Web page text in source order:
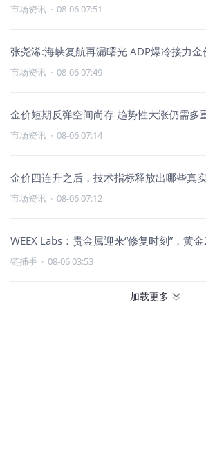
市场资讯 · 08-06 07:51
张尧浠:海峡复航再漏曙光 ADP爆冷接力金
市场资讯 · 08-06 07:49
金价短期反弹空间尚存 趋势性大涨仍需多
市场资讯 · 08-06 07:14
金价四连升之后，技术指标释放出哪些真
市场资讯 · 08-06 07:12
WEEX Labs：贵金属迎来“修复时刻”，黄
链捕手 · 08-06 03:53
加载更多